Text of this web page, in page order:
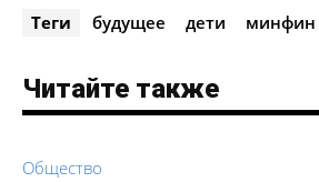
Теги будущее дети минфин
Читайте также
Общество